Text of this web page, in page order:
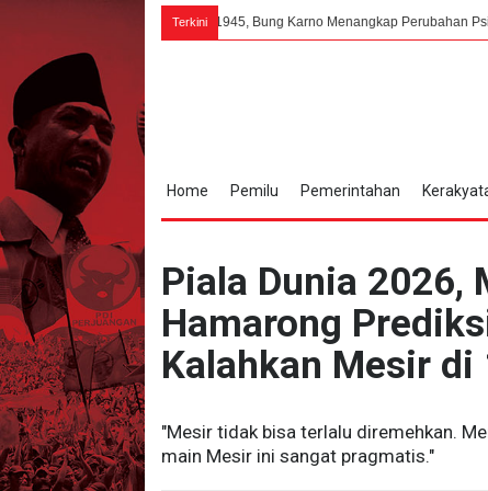
Terkini
6 Agustus 1945, Bung Karno Menangkap Perubahan Psikologis yang
Home Pemilu Pemerintahan
Piala Dunia 2026,
Hamarong
Kalahkan Mesir di
"Mesir tidak bisa terlalu diremehkan.
main Mesir ini sangat pragmatis."